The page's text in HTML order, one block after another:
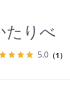
たり
5.0 （1）